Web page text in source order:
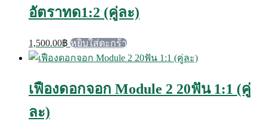
อัตราทด1:2 (คู่ละ)
1,500.00฿ หยิบใส่ตะกร้า
เฟืองดอกจอก Module 2 20ฟัน 1:1 (คู่
ละ)